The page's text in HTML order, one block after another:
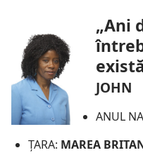
„Ani
JOHN
ANUL
ŢARA: MAREA